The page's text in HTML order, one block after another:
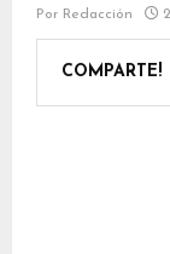
Por Redacción
COMPARTE!